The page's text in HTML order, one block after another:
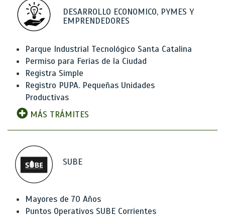
DESARROLLO ECONOMICO, PYMES Y
EMPRENDEDORES
Parque Industrial Tecnológico Santa Catalina
Permiso para Ferias de la Ciudad
Registra Simple
Registro PUPA. Pequeñas Unidades
Productivas
MÁS TRÁMITES
SUBE
Mayores de 70 Años
Puntos Operativos SUBE Corrientes